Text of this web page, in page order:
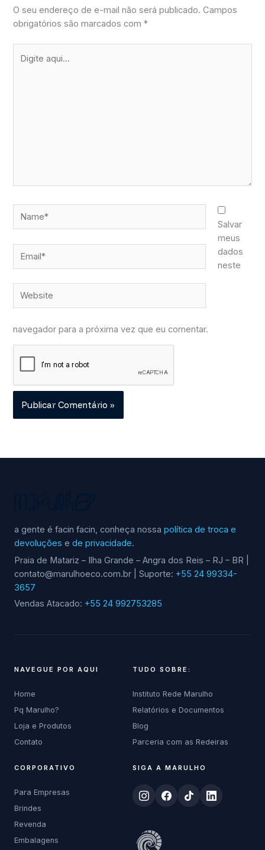
O seu endereço de e-mail não será publicado. Campos
obrigatórios são marcados com*
aqui...
Salvar
meus
dados
neste
navegador para a próxima vez que eu comentar.
a gente é facin facin, conheça nossa política de troca e
devoluções e de privacidade.
Praia de Matariz – Ilha Grande – Angra dos Reis – RJ – BR |
contato@marulhoeco.com.br | Suporte: +55 24 99334-
3657
Vendas Atacado: +55 24 992753285
NAVEGUE POR AQUI
Home
Pq Marulho?
Loja e Produtos
Contato
TUDO SOBRE:
Instituto Rede Marulho
Relatórios e Documentos
Blog
Parceria com as Redeiras
CORPORATIVO
Para Empresas
Brindes
Revenda
Embalagens
SIGA A MARULHO